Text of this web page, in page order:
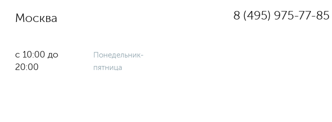
Москва
с 10:00 до
20:00
Понедельник-
пятница
8 (495) 975-77-85